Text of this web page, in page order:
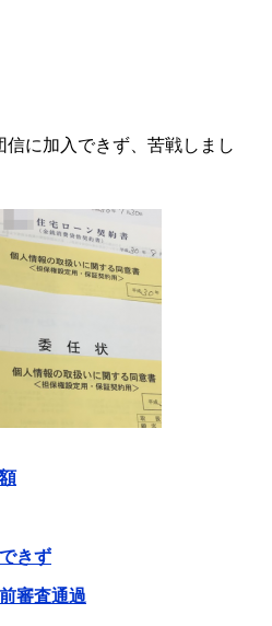
に加入できず、苦戦しまし
きず
審査通過